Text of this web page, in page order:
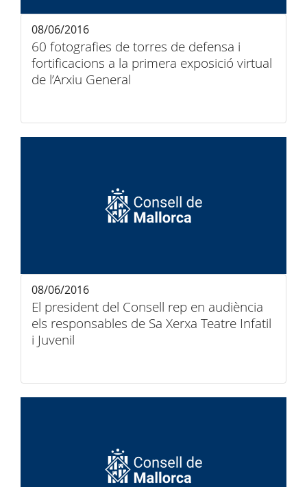
60 fotografies de torres de defensa i
fortificacions a la primera exposició virtual
de l’Arxiu General
08/06/2016
El president del Consell rep en audiència
els responsables de Sa Xerxa Teatre Infatil
i Juvenil
08/06/2016